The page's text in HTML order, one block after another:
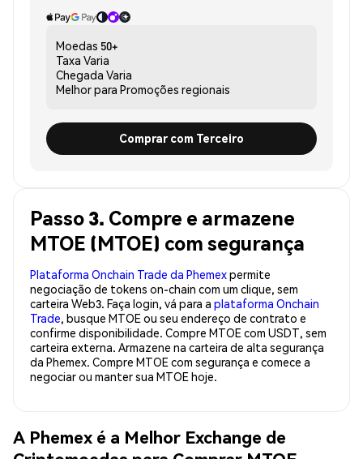
Moedas 50+
Taxa Varia
Chegada Varia
Melhor para Promoções regionais
Comprar com Terceiro
Passo 3. Compre e armazene
MTOE (MTOE) com segurança
Plataforma Onchain Trade da Phemexpermite
negociação de tokens on-chain com um clique, sem
carteira Web3. Faça login, vá para a plataforma Onchain
Trade, busque MTOE ou seu endereço de contrato e
confirme disponibilidade. Compre MTOE com USDT, sem
carteira externa. Armazene na carteira de alta segurança
da Phemex. Compre MTOE com segurança e comece a
negociar ou manter sua MTOE hoje.
A Phemex é a Melhor Exchange de